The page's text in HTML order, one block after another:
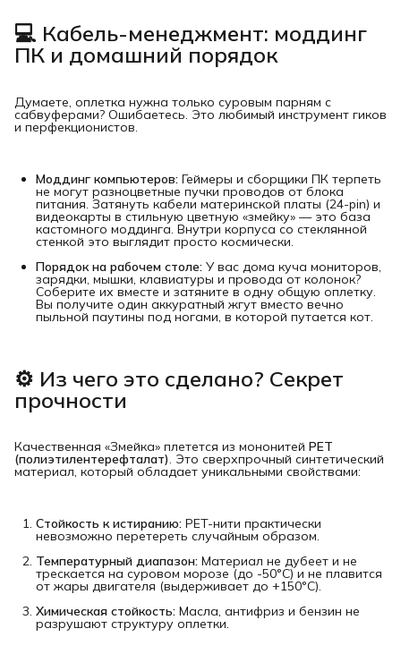
💻 Кабель-менеджмент: моддинг
ПК и домашний порядок
Думаете, оплетка нужна только суровым парням с
сабвуферами? Ошибаетесь. Это любимый инструмент гиков
и перфекционистов.
Моддинг компьютеров: Геймеры и сборщики ПК терпеть
не могут разноцветные пучки проводов от блока
питания. Затянуть кабели материнской платы (24-pin) и
видеокарты в стильную цветную «змейку» — это база
кастомного моддинга. Внутри корпуса со стеклянной
стенкой это выглядит просто космически.
Порядок на рабочем столе: У вас дома куча мониторов,
зарядки, мышки, клавиатуры и провода от колонок?
Соберите их вместе и затяните в одну общую оплетку.
Вы получите один аккуратный жгут вместо вечно
пыльной паутины под ногами, в которой путается кот.
⚙️ Из чего это сделано? Секрет
прочности
Качественная «Змейка» плетется из мононитей PET
(полиэтилентерефталат). Это сверхпрочный синтетический
материал, который обладает уникальными свойствами:
Стойкость к истиранию: PET-нити практически
невозможно перетереть случайным образом.
Температурный диапазон: Материал не дубеет и не
трескается на суровом морозе (до -50°C) и не плавится
от жары двигателя (выдерживает до +150°C).
Химическая стойкость: Масла, антифриз и бензин не
разрушают структуру оплетки.